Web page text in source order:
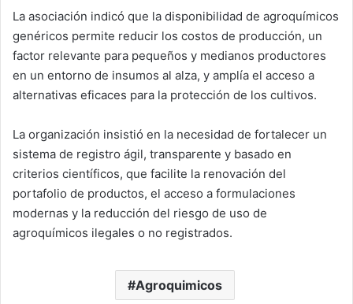
La asociación indicó que la disponibilidad de agroquímicos
genéricos permite reducir los costos de producción, un
factor relevante para pequeños y medianos productores
en un entorno de insumos al alza, y amplía el acceso a
alternativas eficaces para la protección de los cultivos.
La organización insistió en la necesidad de fortalecer un
sistema de registro ágil, transparente y basado en
criterios científicos, que facilite la renovación del
portafolio de productos, el acceso a formulaciones
modernas y la reducción del riesgo de uso de
agroquímicos ilegales o no registrados.
Agroquimicos